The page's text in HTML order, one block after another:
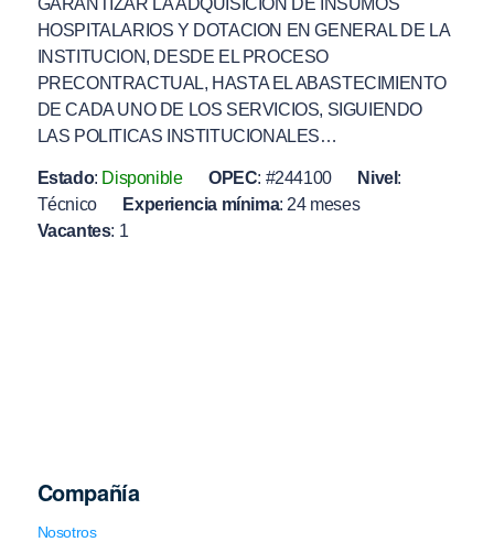
GARANTIZAR LA ADQUISICION DE INSUMOS
HOSPITALARIOS Y DOTACION EN GENERAL DE LA
INSTITUCION, DESDE EL PROCESO
PRECONTRACTUAL, HASTA EL ABASTECIMIENTO
DE CADA UNO DE LOS SERVICIOS, SIGUIENDO
LAS POLITICAS INSTITUCIONALES…
Estado: Disponible OPEC: #244100 Nivel :
Técnico
Experiencia mínima: 24 meses
Vacantes: 1
Compañía
Nosotros